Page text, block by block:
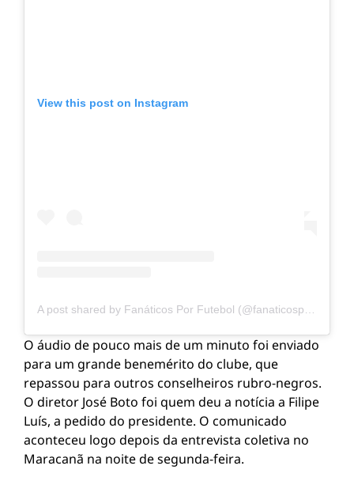
View this post on Instagram
O áudio de pouco mais de um minuto foi enviado
para um grande benemérito do clube, que
repassou para outros conselheiros rubro-negros.
O diretor José Boto foi quem deu a notícia a Filipe
Luís, a pedido do presidente. O comunicado
aconteceu logo depois da entrevista coletiva no
Maracanã na noite de segunda-feira.